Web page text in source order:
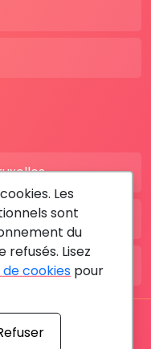
RDV MÉDICAL By
Les
sont
du
Lisez
cookies pour